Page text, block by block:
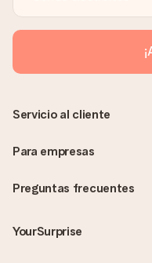
Preguntas frecuentes
YourSurprise
Servicio al cliente
Para empresas